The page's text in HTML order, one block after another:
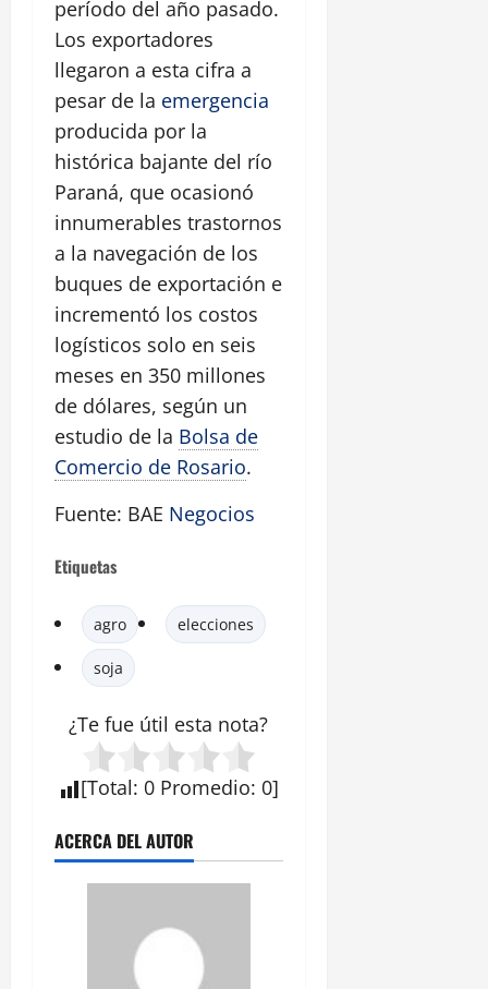
período del año pasado.
Los exportadores
llegaron a esta cifra a
pesar de la emergencia
producida por la
histórica bajante del río
Paraná, que ocasionó
innumerables trastornos
a la navegación de los
buques de exportación e
incrementó los costos
logísticos solo en seis
meses en 350 millones
de dólares, según un
estudio de la Bolsa de
Comercio de Rosario.
Fuente: BAE Negocios
Etiquetas
agro elecciones
soja
¿Te fue útil esta nota?
[Total: 0 Promedio: 0]
ACERCA DEL AUTOR